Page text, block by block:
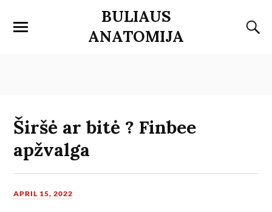
BULIAUS
ANATOMIJA
Širšė ar bitė ? Finbee
apžvalga
APRIL 15, 2022